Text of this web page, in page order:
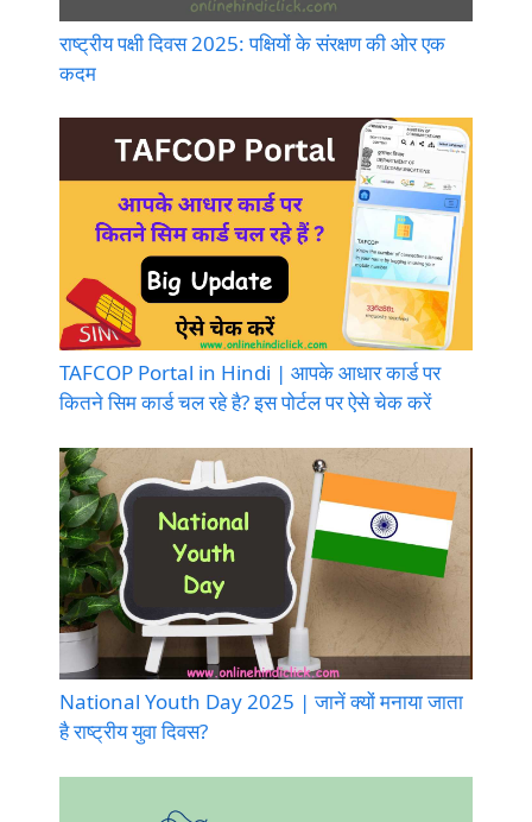
राष्ट्रीय पक्षी दिवस 2025: पक्षियों के संरक्षण की ओर एक
कदम
TAFCOP Portal in Hindi | आपके आधार कार्ड पर
कितने सिम कार्ड चल रहे है? इस पोर्टल पर ऐसे चेक करें
National Youth Day 2025 | जानें क्यों मनाया जाता
है राष्ट्रीय युवा दिवस?